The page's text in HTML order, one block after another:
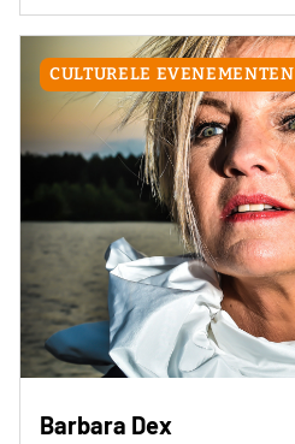
CULTURELE EVENEMENTEN
Barbara Dex